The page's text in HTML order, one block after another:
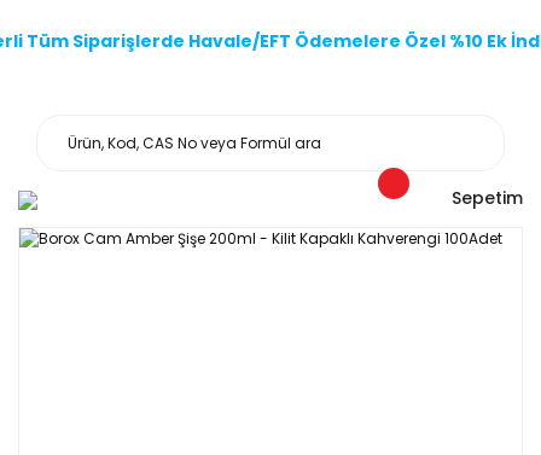
Tüm Siparişlerde Havale/EFT Ödemelere Özel %10 Ek
Sepetim